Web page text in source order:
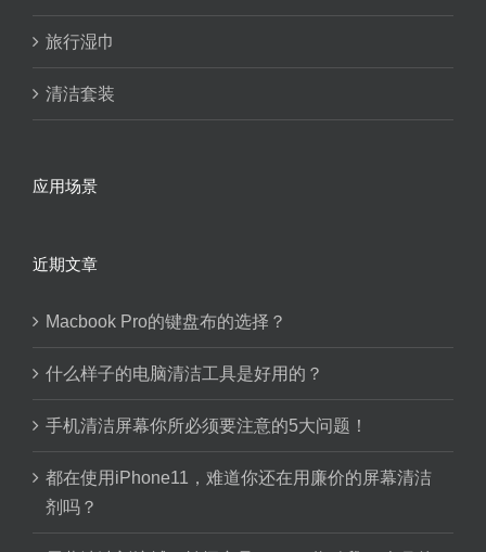
旅行湿巾
清洁套装
应用场景
近期文章
Macbook Pro的键盘布的选择？
什么样子的电脑清洁工具是好用的？
手机清洁屏幕你所必须要注意的5大问题！
都在使用iPhone11，难道你还在用廉价的屏幕清洁
剂吗？